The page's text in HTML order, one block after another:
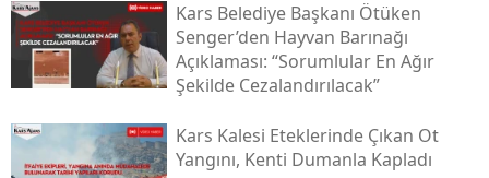
Kars Belediye Başkanı Ötüken
Senger’den Hayvan Barınağı
Açıklaması: “sorumlular En Ağır
Şekilde Cezalandırılacak”
Kars Kalesi Eteklerinde Çıkan Ot
Yangını, Kenti Dumanla Kapladı